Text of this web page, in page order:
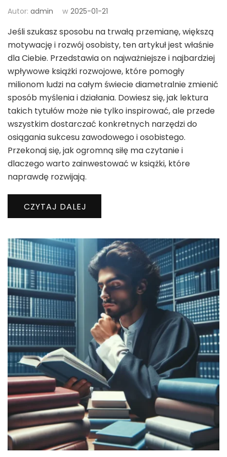
Autor: admin w 2025-01-21
Jeśli szukasz sposobu na trwałą przemianę, większą
motywację i rozwój osobisty, ten artykuł jest właśnie
dla Ciebie. Przedstawia on najważniejsze i najbardziej
wpływowe książki rozwojowe, które pomogły
milionom ludzi na całym świecie diametralnie zmienić
sposób myślenia i działania. Dowiesz się, jak lektura
takich tytułów może nie tylko inspirować, ale przede
wszystkim dostarczać konkretnych narzędzi do
osiągania sukcesu zawodowego i osobistego.
Przekonaj się, jak ogromną siłę ma czytanie i
dlaczego warto zainwestować w książki, które
naprawdę rozwijają.
CZYTAJ DALEJ